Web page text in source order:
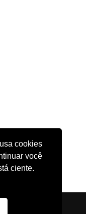
cookies
você
ciente.